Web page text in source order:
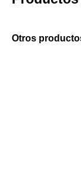
Otros
en su
estas
y detalles de
Utilizamos
ejemplo, para
carrito de la
recordar las
sitio web y,
Puede
eligiendo
Puede
cookies que